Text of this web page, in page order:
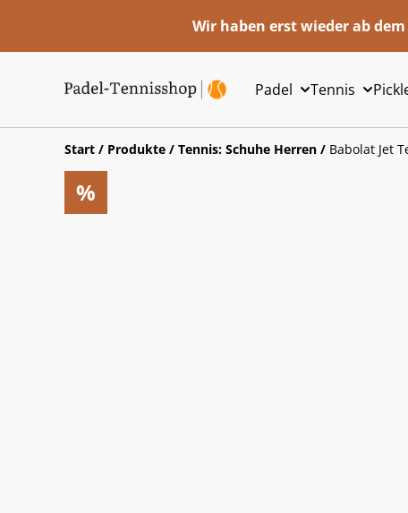
Wir haben erst wieder ab
Padel Tennis
Start / Produkte / Tennis: Schuhe Herren / Babolat Jet
%